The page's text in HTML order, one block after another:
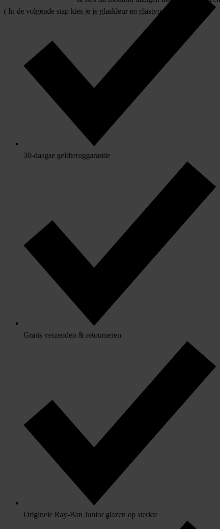
( In de volgende stap kies je je glaskleur en glastype )
30-daagse geldteruggarantie
Gratis verzenden & retourneren
Originele Ray-Ban Junior glazen op sterkte